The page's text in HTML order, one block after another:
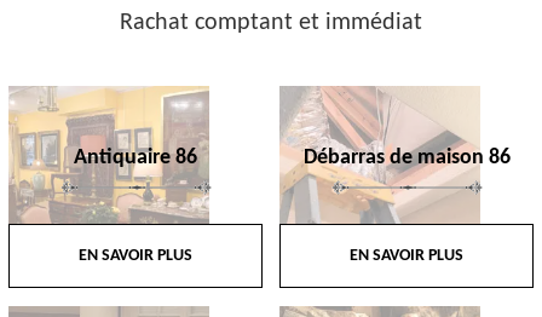
Rachat comptant et immédiat
Antiquaire 86
EN SAVOIR PLUS
Débarras de maison 86
EN SAVOIR PLUS